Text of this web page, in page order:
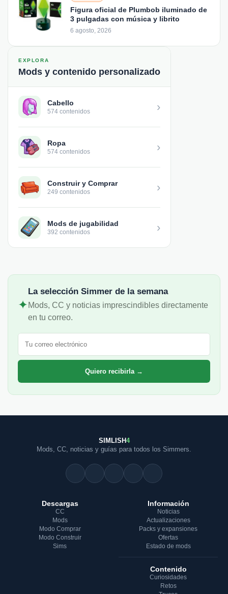
Figura oficial de Plumbob iluminado de
3 pulgadas con música y librito
6 agosto, 2026
EXPLORA
Mods y contenido personalizado
Cabello
574 contenidos ›
Ropa
574 contenidos ›
Construir y Comprar
249 contenidos ›
Mods de jugabilidad
392 contenidos ›
✦
La selección Simmer de la semana
Mods, CC y noticias imprescindibles directamente
en tu correo.
Correo electrónico
Quiero recibirla →
SIMLISH4
Mods, CC, noticias y guías para todos los Simmers.
Descargas
CC
Mods
Modo Comprar
Modo Construir
Sims
Información
Noticias
Actualizaciones
Packs y expansiones
Ofertas
Estado de mods
Contenido
Curiosidades
Retos